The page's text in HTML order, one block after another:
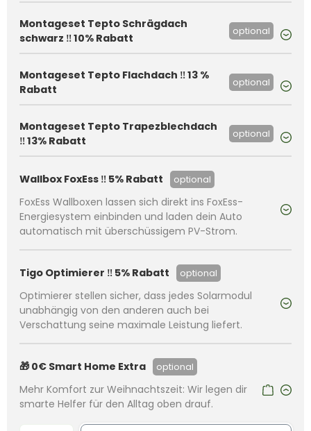
Montageset Tepto Schrägdach
schwarz ‼️ 10% Rabatt
optional
Montageset Tepto Flachdach ‼️ 13 %
Rabatt
optional
Montageset Tepto Trapezblechdach
‼️ 13% Rabatt
optional
Wallbox FoxEss ‼️ 5% Rabatt optional
FoxEss Wallboxen lassen sich direkt ins FoxEss-
Energiesystem einbinden und laden dein Auto
automatisch mit überschüssigem PV-Strom.
Tigo Optimierer ‼️ 5% Rabatt optional
Optimierer stellen sicher, dass jedes Solarmodul
unabhängig von den anderen auch bei
Verschattung seine maximale Leistung liefert.
🎁 0€ Smart Home Extra optional
Mehr Komfort zur Weihnachtszeit: Wir legen dir
smarte Helfer für den Alltag oben drauf.